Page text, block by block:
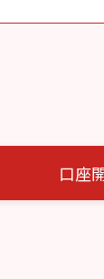
口座